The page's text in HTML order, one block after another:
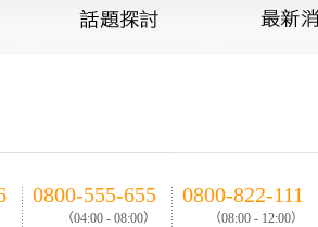
0800-555-655
（04:00 - 08:00）
0800-822-111
（08:00 - 12:00）